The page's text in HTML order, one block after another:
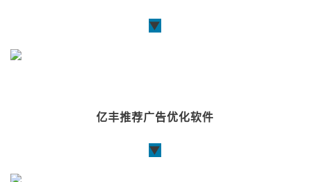
▼
亿丰推荐广告优化软件
▼